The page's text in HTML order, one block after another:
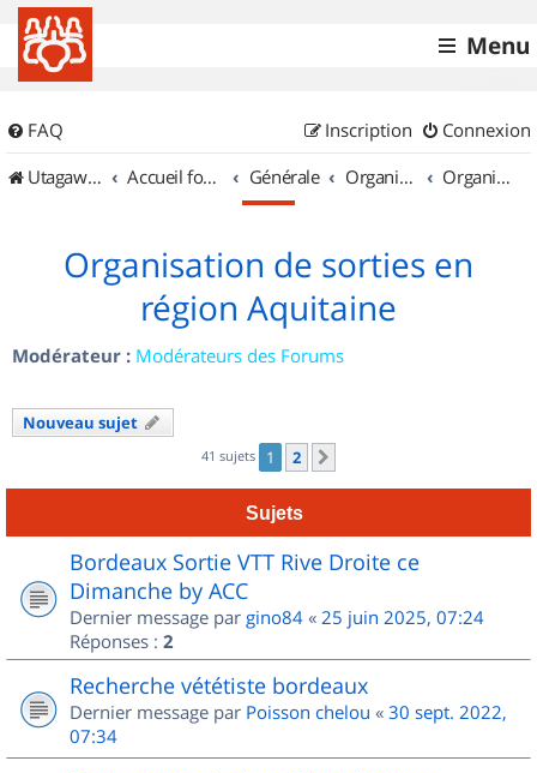
Menu
FAQ Connexion
Inscription
UtagawaVTT (Randos VTT et VTTAE avec traces GPS)
Accueil forum Générale Organisation de sorties & Recherche de partenaires Organisation de sorties en région Aquitaine
Organisation de sorties en
région Aquitaine
Modérateur : Modérateurs des Forums
Nouveau sujet
41 sujets 1 2
Sujets
Bordeaux Sortie VTT Rive Droite ce
Dimanche by ACC
Dernier message par gino84 « 25 juin 2025, 07:24
Réponses : 2
Recherche vététiste bordeaux
Dernier message par Poisson chelou « 30 sept. 2022,
07:34